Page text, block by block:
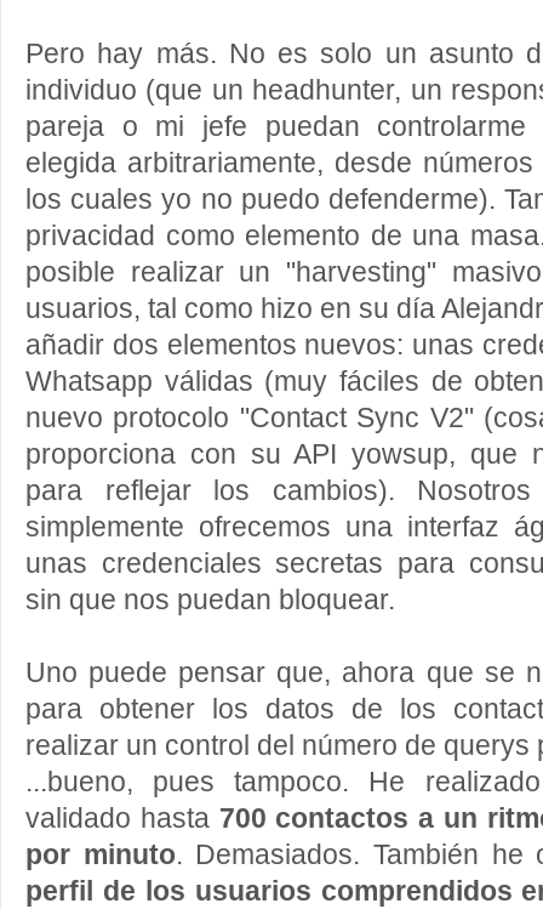
Pero hay más. No es solo un asunto
individuo (que un headhunter, un
pareja o mi jefe puedan
elegida arbitrariamente, desde
los cuales yo no puedo defenderme).
privacidad como elemento de una
posible realizar un "harvesting"
usuarios, tal como hizo en su día
añadir dos elementos nuevos: unas
Whatsapp válidas (muy fáciles de
nuevo protocolo "Contact Sync V2"
proporciona con su API yowsup, que
para reflejar los cambios). Nosotros
simplemente ofrecemos una interfaz
unas credenciales secretas para
sin que nos puedan bloquear.
Uno puede pensar que, ahora que se
para obtener los datos de los
realizar un control del número de querys
...bueno, pues tampoco. He
validado hasta 700 contactos a un
por minuto. Demasiados. También he
perfil de los usuarios comprendidos